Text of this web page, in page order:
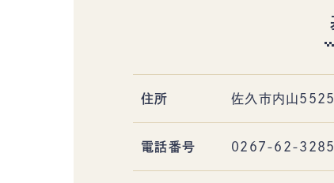
住所 佐久市内山5525
電話番号 0267-62-3285